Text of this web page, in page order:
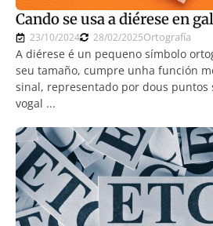
Cando se usa a diérese en
23/10/2024 28/02/2025Ortografía
A diérese é un pequeno símbolo
seu tamaño, cumpre unha función
sinal, representado por dous puntos
vogal ...